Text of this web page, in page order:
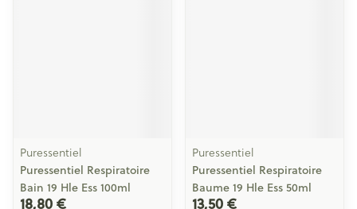
Puressentiel
Puressentiel Respiratoire
Bain 19 Hle Ess 100ml
18,80 €
Puressentiel
Puressentiel Respiratoire
Baume 19 Hle Ess 50ml
13,50 €